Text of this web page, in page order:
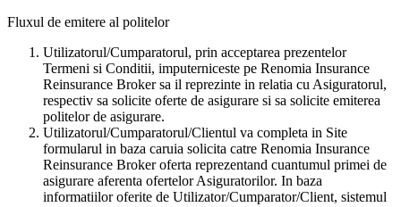
Fluxul de emitere al politelor
Utilizatorul/Cumparatorul, prin acceptarea prezentelor
Termeni si Conditii, imputerniceste pe Renomia Insurance
Reinsurance Broker sa il reprezinte in relatia cu Asiguratorul,
respectiv sa solicite oferte de asigurare si sa solicite emiterea
politelor de asigurare.
Utilizatorul/Cumparatorul/Clientul va completa in Site
formularul in baza caruia solicita catre Renomia Insurance
Reinsurance Broker oferta reprezentand cuantumul primei de
asigurare aferenta ofertelor Asiguratorilor. In baza
informatiilor oferite de Utilizator/Cumparator/Client, sistemul